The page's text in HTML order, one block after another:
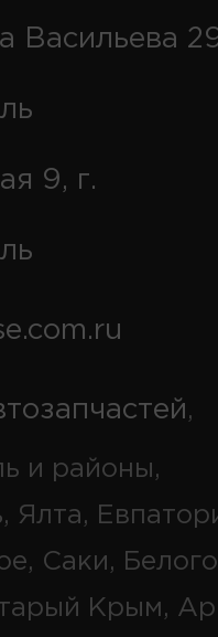
Васильева
9, г.
,
и районы,
Ялта,
Саки,
Крым,